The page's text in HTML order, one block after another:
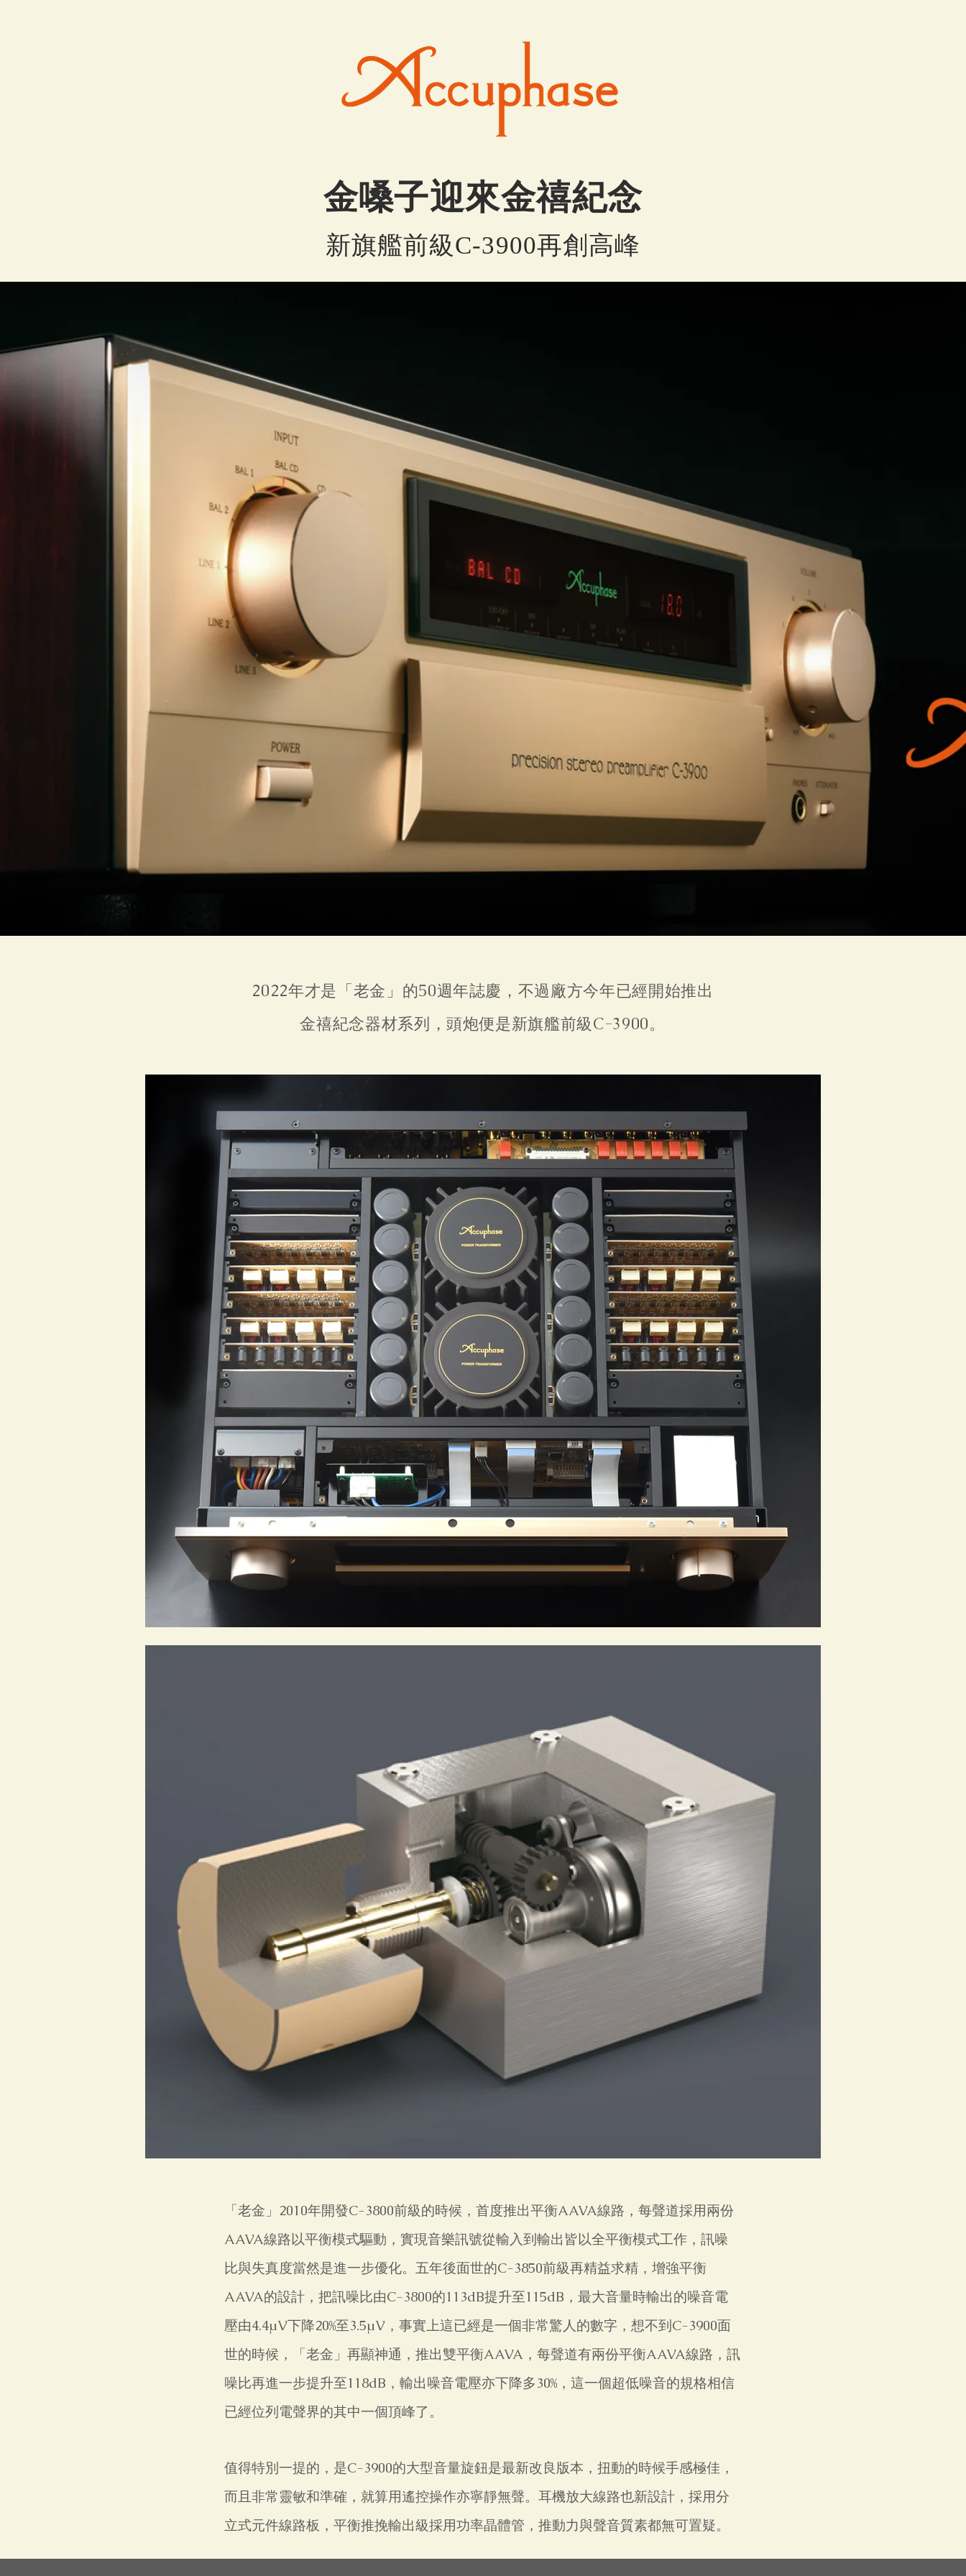
金嗓子迎來金禧紀念
新旗艦前級C-3900再創高峰
2022年才是「老金」的50週年誌慶，不過廠方今年已經開始推出
金禧紀念器材系列，頭炮便是新旗艦前級C-3900。
「老金」2010年開發C-3800前級的時候，首度推出平衡AAVA線路，每聲道採用兩份
AAVA線路以平衡模式驅動，實現音樂訊號從輸入到輸出皆以全平衡模式工作，訊噪
比與失真度當然是進一步優化。五年後面世的C-3850前級再精益求精，增強平衡
AAVA的設計，把訊噪比由C-3800的113dB提升至115dB，最大音量時輸出的噪音電
壓由4.4µV下降20%至3.5µV，事實上這已經是一個非常驚人的數字，想不到C-3900面
世的時候，「老金」再顯神通，推出雙平衡AAVA，每聲道有兩份平衡AAVA線路，訊
噪比再進一步提升至118dB，輸出噪音電壓亦下降多30%，這一個超低噪音的規格相信
已經位列電聲界的其中一個頂峰了。
值得特別一提的，是C-3900的大型音量旋鈕是最新改良版本，扭動的時候手感極佳，
而且非常靈敏和準確，就算用遙控操作亦寧靜無聲。耳機放大線路也新設計，採用分
立式元件線路板，平衡推挽輸出級採用功率晶體管，推動力與聲音質素都無可置疑。